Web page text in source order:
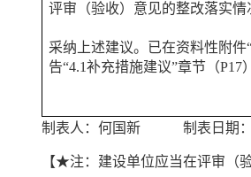
评审（验收）意见的整改落实情
采纳上述建议。已在资料性附件
告“4.1补充措施建议”章节（P17
制表人：何国新 制表日期：
【★注：建设单位应当在评审（